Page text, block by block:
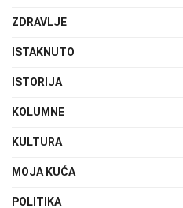
ZDRAVLJE
ISTAKNUTO
ISTORIJA
KOLUMNE
KULTURA
MOJA KUĆA
POLITIKA